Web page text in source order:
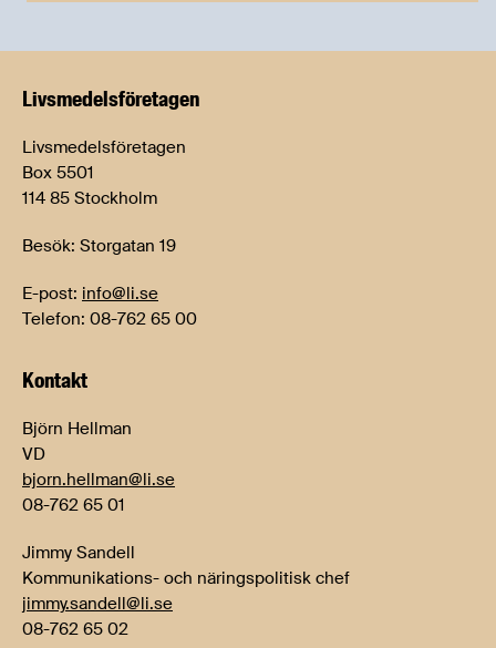
Livsmedels­företagen
Livsmedelsföretagen
Box 5501
114 85 Stockholm
Besök: Storgatan 19
E-post: info@li.se
Telefon: 08-762 65 00
Kontakt
Björn Hellman
VD
bjorn.hellman@li.se
08-762 65 01
Jimmy Sandell
Kommunikations- och näringspolitisk chef
jimmy.sandell@li.se
08-762 65 02